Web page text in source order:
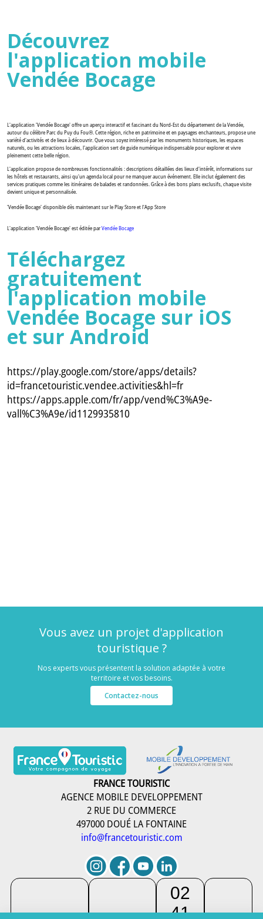
Découvrez
l'application mobile
Vendée Bocage
L'application 'Vendée Bocage' offre un aperçu interactif et fascinant du Nord-Est du département de la Vendée,
autour du célèbre Parc du Puy du Fou®. Cette région, riche en patrimoine et en paysages enchanteurs, propose une
variété d'activités et de lieux à découvrir. Que vous soyez intéressé par les monuments historiques, les espaces
naturels, ou les attractions locales, l'application sert de guide numérique indispensable pour explorer et vivre
pleinement cette belle région.
L'application propose de nombreuses fonctionnalités : descriptions détaillées des lieux d'intérêt, informations sur
les hôtels et restaurants, ainsi qu'un agenda local pour ne manquer aucun événement. Elle inclut également des
services pratiques comme les itinéraires de balades et randonnées. Grâce à des bons plans exclusifs, chaque visite
devient unique et personnalisée.
'Vendée Bocage' disponible dès maintenant sur le Play Store et l'App Store
L'application 'Vendée Bocage' est éditée parVendée Bocage
Téléchargez
gratuitement
l'application mobile
Vendée Bocage sur iOS
et sur Android
https://play.google.com/store/apps/details?
id=francetouristic.vendee.activities&hl=fr
https://apps.apple.com/fr/app/vend%C3%A9e-
vall%C3%A9e/id1129935810
Vous avez un projet d'application
touristique ?
Nos experts vous présentent la solution adaptée à votre
territoire et vos besoins.
Contactez-nous
FRANCE TOURISTIC
AGENCE MOBILE DEVELOPPEMENT
2 RUE DU COMMERCE
497000 DOUÉ LA FONTAINE
info@francetouristic.com
02
41